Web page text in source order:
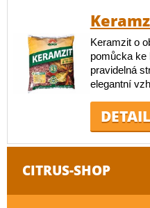
Keramzit o
pomůcka ke
pravidelná
elegantní
DETAIL
CITRUS-SHOP